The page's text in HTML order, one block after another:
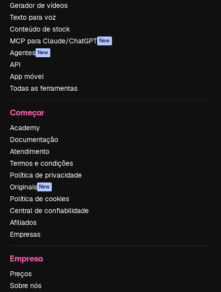
Gerador de vídeos
Texto para voz
Conteúdo de stock
MCP para Claude/ChatGPT New
Agentes New
API
App móvel
Todas as ferramentas
Começar
Academy
Documentação
Atendimento
Termos e condições
Política de privacidade
Originais New
Política de cookies
Central de confiabilidade
Afiliados
Empresas
Empresa
Preços
Sobre nós